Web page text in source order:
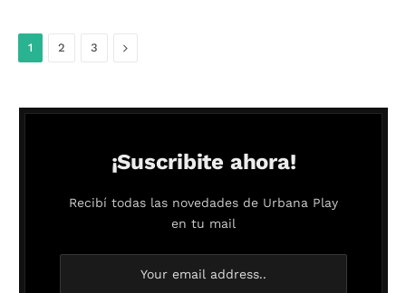
1 2 3 Siguiente
¡Suscribite ahora!
Recibí todas las novedades de Urbana Play
en tu mail